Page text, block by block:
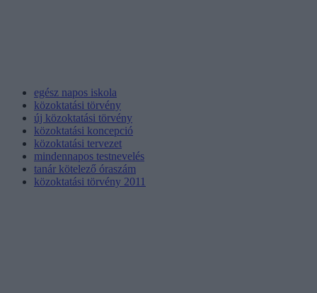
egész napos iskola
közoktatási törvény
új közoktatási törvény
közoktatási koncepció
közoktatási tervezet
mindennapos testnevelés
tanár kötelező óraszám
közoktatási törvény 2011